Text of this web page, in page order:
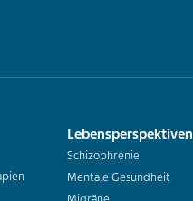
Lebensperspektiven
Schizophrenie
Mentale Gesundheit